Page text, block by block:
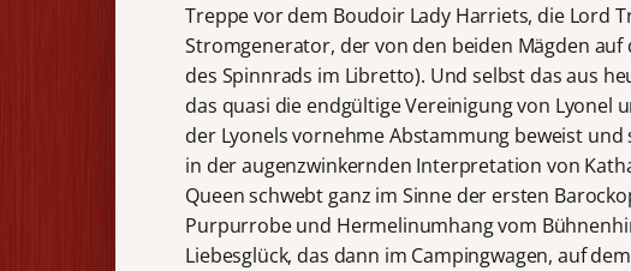
Treppe vor dem Boudoir Lady Harriets, die Lord
Stromgenerator, der von den beiden Mägden
des Spinnrads im Libretto). Und selbst das aus
das quasi die endgültige Vereinigung von Lyonel
der Lyonels vornehme Abstammung beweist
in der augenzwinkernden Interpretation von
Queen schwebt ganz im Sinne der ersten
Purpurrobe und Hermelinumhang vom
Liebesglück, das dann im Campingwagen, auf